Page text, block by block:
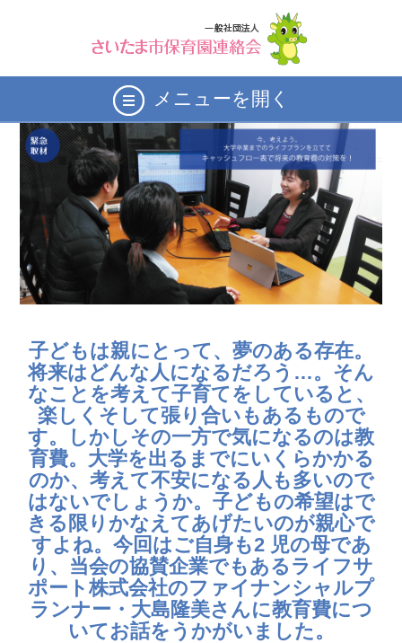
メニューを開く
子どもは親にとって、夢のある存在。
将来はどんな人になるだろう…。そん
なことを考えて子育てをしていると、
楽しくそして張り合いもあるもので
す。しかしその一方で気になるのは教
育費。大学を出るまでにいくらかかる
のか、考えて不安になる人も多いので
はないでしょうか。子どもの希望はで
きる限りかなえてあげたいのが親心で
すよね。今回はご自身も2 児の母であ
り、当会の協賛企業でもあるライフサ
ポート株式会社のファイナンシャルプ
ランナー・大島隆美さんに教育費につ
いてお話をうかがいました。